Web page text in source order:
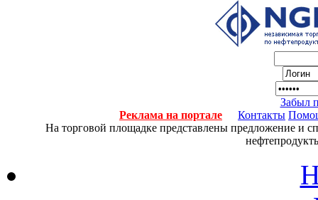
Забыл
Реклама на портале
Контакты
На торговой площадке представлены предложение и